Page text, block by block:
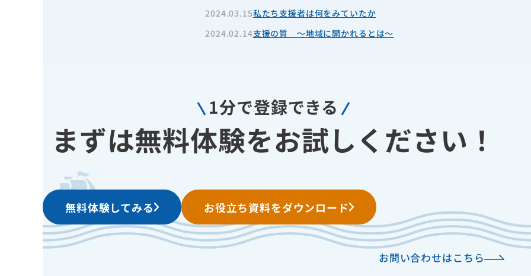
2024.03.15私たち支援者は何をみていたか
2024.02.14支援の質 ～地域に開かれるとは～
1分で登録できる
まずは無料体験をお試しください！
無料体験してみる お役立ち資料をダウンロード
お問い合わせはこちら